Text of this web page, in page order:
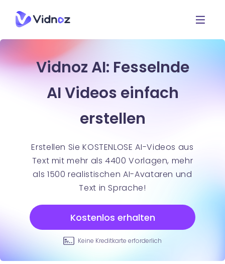
Vidnoz AI: Fesselnde
AI Videos einfach
erstellen
Erstellen Sie KOSTENLOSE AI-Videos aus
Text mit mehr als 4400 Vorlagen, mehr
als 1500 realistischen AI-Avataren und
Text in Sprache!
Kostenlos erhalten
Keine Kreditkarte erforderlich